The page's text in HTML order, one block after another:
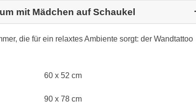
mit Mädchen auf Schaukel
die für ein relaxtes Ambiente sorgt: der Wandtattoo
60 x 52 cm
90 x 78 cm